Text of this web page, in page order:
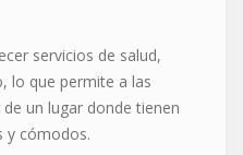
servicios de salud,
lo que permite a las
un lugar donde tienen
y cómodos.